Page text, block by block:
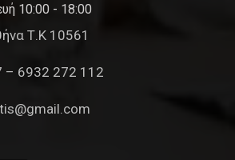
10:00 - 18:00
Τ.Κ 10561
– 6932 272 112